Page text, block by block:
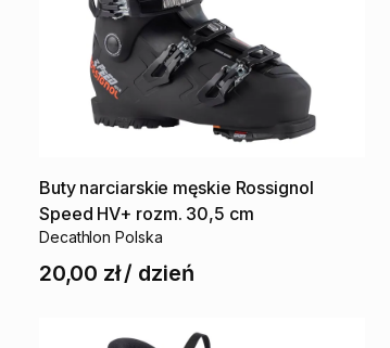
Buty narciarskie męskie Rossignol
Speed HV+ rozm. 30​,​5 cm
Decathlon Polska
20,00 zł/ dzień